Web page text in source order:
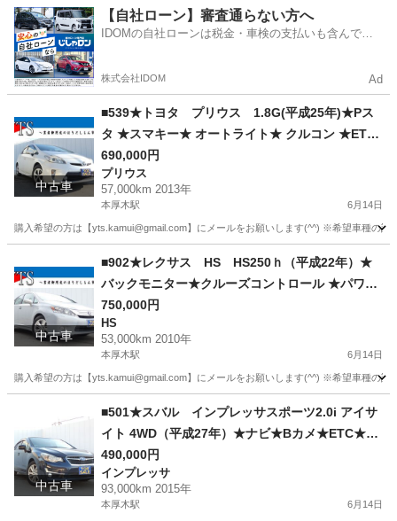
ので安心★カスタムも車検もできます★
神奈川 厚木市 本厚木駅 サンバー ヘッドライト
【自社ローン】審査通らない方へ
IDOMの自社ローンは税金・車検の支払いも含んでい
株式会社IDOM Ad
中古車
■539★トヨタ プリウス 1.8G(平成25年)★Pス
タ ★スマキー★ オートライト★ クルコン ★ETC
★ Bluetooth ★Pシート ★USB★自社ローン★金
利無し★通過率９０％★車体だけ販売できる★来
店不要で買える★リモート商談できる★神奈川県
690,000円
プリウス
57,000km 2013年
本厚木駅 6月14日
購入希望の方は【yts.kamui@gmail.com】にメールをお願いします(^^) ※希望車種
本厚木駅 Bluetooth
中古車
■902★レクサス HS HS250ｈ（平成22年）★
バックモニター★クルーズコントロール ★パワー
シート★ ステアチルト★シートヒーター★自社ロ
ーン★金利無し★通過率９０％★車体だけ販売で
きる★来店不要で買える★リモート商談できる★
750,000円
HS
53,000km 2010年
本厚木駅 6月14日
購入希望の方は【yts.kamui@gmail.com】にメールをお願いします(^^) ※希望車種
本厚木駅 クルーズコントロール
中古車
■501★スバル インプレッサスポーツ2.0i アイサ
イト 4WD（平成27年）★ナビ★Bカメ★ETC★自
社ローン★金利無し★通過率９０％★車体だけ販
売できる★来店不要で買える★リモート商談でき
る★神奈川県厚木市発★業者なので安心★カスタ
490,000円
インプレッサ
93,000km 2015年
本厚木駅 6月14日